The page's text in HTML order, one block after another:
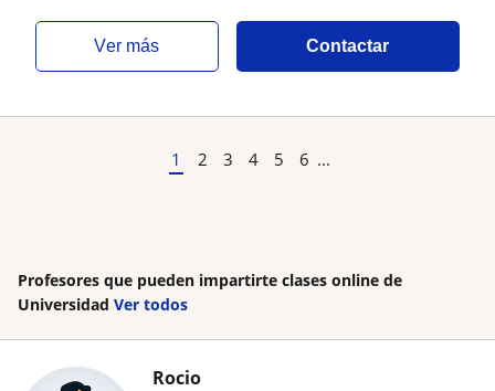
ver más Contactar
1 2 3 4 5 6 ...
Profesores que pueden impartirte clases online de
Universidad Ver todos
Rocio